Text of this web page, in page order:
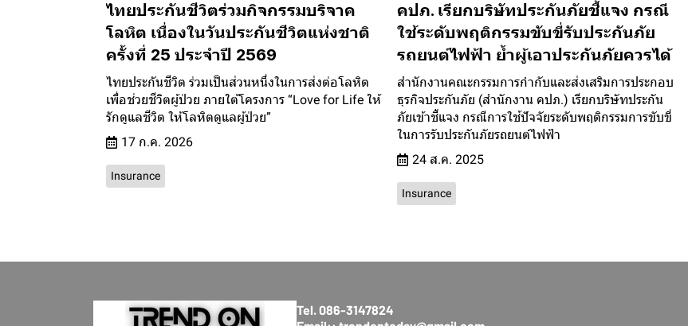
ไทยประกันชีวิตร่วมกิจกรรมบริจาค
โลหิต เนื่องในวันประกันชีวิตแห่งชาติ
ครั้งที่ 25 ประจำปี 2569
ไทยประกันชีวิต ร่วมเป็นส่วนหนึ่งในการส่งต่อโลหิต
เพื่อช่วยชีวิตผู้ป่วย ภายใต้โครงการ “Love for Life ให้
รักดูแลชีวิต ให้โลหิตดูแลผู้ป่วย”
17 ก.ค. 2026
Insurance
คปภ. เรียกบริษัทประกันภัยชี้แจง กรณี
ใช้ระดับพฤติกรรมขับขี่รับประกันภัย
รถยนต์ไฟฟ้า ย้ำผู้เอาประกันภัยควรได้
สำนักงานคณะกรรมการกำกับและส่งเสริมการประกอบ
ธุรกิจประกันภัย (สำนักงาน คปภ.) เรียกบริษัทประกัน
ภัยเข้าชี้แจง กรณีการใช้ปัจจัยระดับพฤติกรรมการขับขี่
ในการรับประกันภัยรถยนต์ไฟฟ้า
24 ส.ค. 2025
Insurance
Tel. 086-3147824